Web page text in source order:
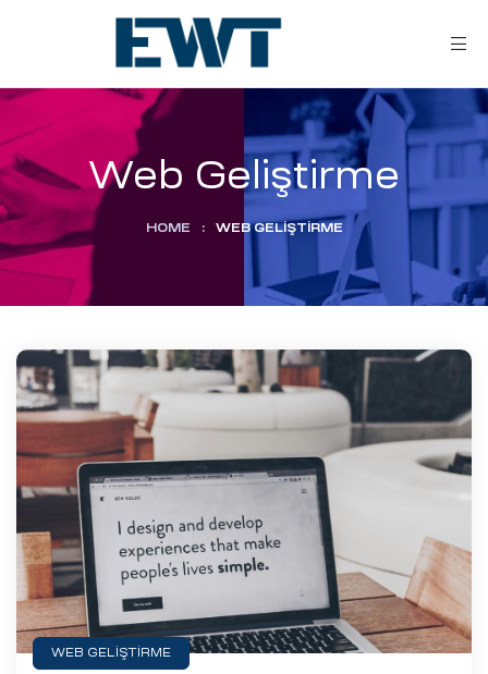
Aday
Web Geliştirme
HOME : WEB GELIŞTIRME
WEB GELIŞTIRME